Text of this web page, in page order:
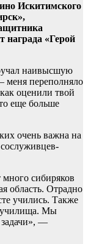
Искитимского
награда «Герой
наивысшую
меня переполняло
оценили твой
еще больше
очень важна на
сибиряков
область. Отрадно
учились. Также
училища. Мы
—